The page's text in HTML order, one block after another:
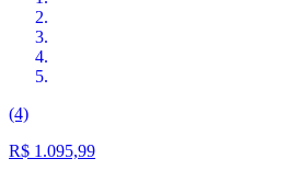
(4)
R$ 1.095,99